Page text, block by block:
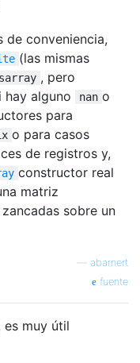
de conveniencia,
(las mismas
, pero
hay alguno nan o
para
o para casos
de registros y,
constructor real
matriz
sobre un
abarnert
fuente
es muy útil